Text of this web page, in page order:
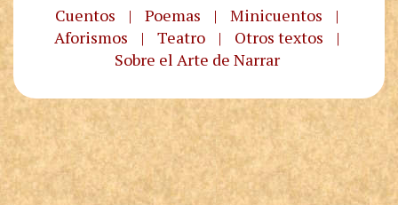
Cuentos | Poemas | Minicuentos
|
Aforismos
| Teatro | Otros textos
|
Sobre el Arte de Narrar